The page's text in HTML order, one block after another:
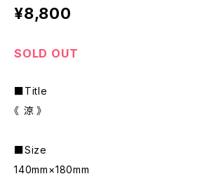
¥8,800
SOLD OUT
■Title
《 涼 》
■Size
140mm×180mm